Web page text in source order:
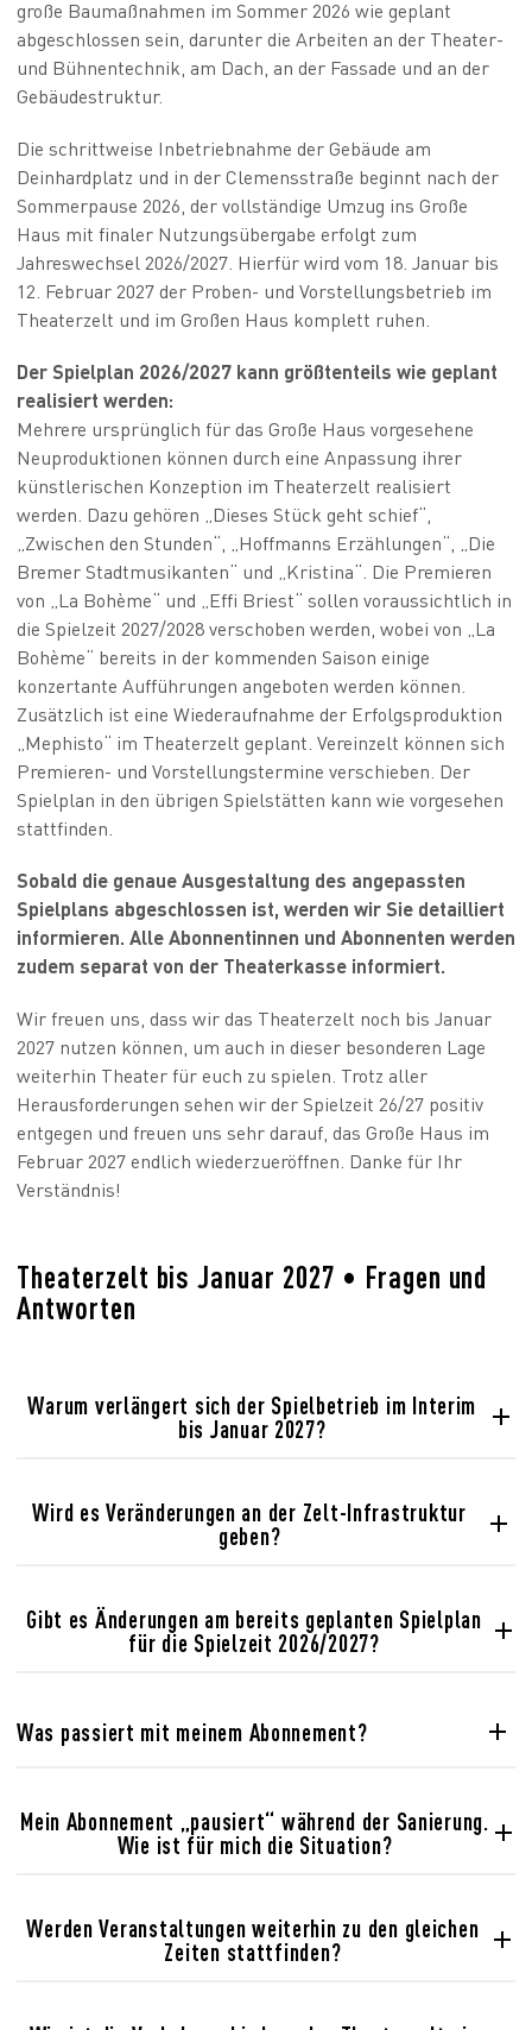
große Baumaßnahmen im Sommer 2026 wie geplant
abgeschlossen sein, darunter die Arbeiten an der Theater-
und Bühnentechnik, am Dach, an der Fassade und an der
Gebäudestruktur.
Die schrittweise Inbetriebnahme der Gebäude am
Deinhardplatz und in der Clemensstraße beginnt nach der
Sommerpause 2026, der vollständige Umzug ins Große
Haus mit finaler Nutzungsübergabe erfolgt zum
Jahreswechsel 2026/2027. Hierfür wird vom 18. Januar bis
12. Februar 2027 der Proben- und Vorstellungsbetrieb im
Theaterzelt und im Großen Haus komplett ruhen.
Der Spielplan 2026/2027 kann größtenteils wie geplant
realisiert werden:
Mehrere ursprünglich für das Große Haus vorgesehene
Neuproduktionen können durch eine Anpassung ihrer
künstlerischen Konzeption im Theaterzelt realisiert
werden. Dazu gehören „Dieses Stück geht schief“,
„Zwischen den Stunden“, „Hoffmanns Erzählungen“, „Die
Bremer Stadtmusikanten“ und „Kristina“. Die Premieren
von „La Bohème“ und „Effi Briest“ sollen voraussichtlich in
die Spielzeit 2027/2028 verschoben werden, wobei von „La
Bohème“ bereits in der kommenden Saison einige
konzertante Aufführungen angeboten werden können.
Zusätzlich ist eine Wiederaufnahme der Erfolgsproduktion
„Mephisto“ im Theaterzelt geplant. Vereinzelt können sich
Premieren- und Vorstellungstermine verschieben. Der
Spielplan in den übrigen Spielstätten kann wie vorgesehen
stattfinden.
Sobald die genaue Ausgestaltung des angepassten
Spielplans abgeschlossen ist, werden wir Sie detailliert
informieren. Alle Abonnentinnen und Abonnenten werden
zudem separat von der Theaterkasse informiert.
Wir freuen uns, dass wir das Theaterzelt noch bis Januar
2027 nutzen können, um auch in dieser besonderen Lage
weiterhin Theater für euch zu spielen. Trotz aller
Herausforderungen sehen wir der Spielzeit 26/27 positiv
entgegen und freuen uns sehr darauf, das Große Haus im
Februar 2027 endlich wiederzueröffnen. Danke für Ihr
Verständnis!
Theaterzelt bis Januar 2027 • Fragen und
Antworten
Warum verlängert sich der Spielbetrieb im Interim
bis Januar 2027?
Wird es Veränderungen an der Zelt-Infrastruktur
geben?
Gibt es Änderungen am bereits geplanten Spielplan
für die Spielzeit 2026/2027?
Was passiert mit meinem Abonnement?
Mein Abonnement „pausiert“ während der Sanierung.
Wie ist für mich die Situation?
gesonderten Informationen bei Ihnen.
Werden Veranstaltungen weiterhin zu den gleichen
Zeiten stattfinden?